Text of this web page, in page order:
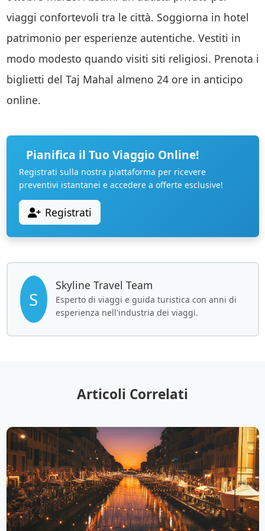
viaggi confortevoli tra le città. Soggiorna in hotel
patrimonio per esperienze autentiche. Vestiti in
modo modesto quando visiti siti religiosi. Prenota i
biglietti del Taj Mahal almeno 24 ore in anticipo
online.
Pianifica il Tuo Viaggio Online!
Registrati sulla nostra piattaforma per ricevere
preventivi istantanei e accedere a offerte esclusive!
Registrati
S
Skyline Travel Team
Esperto di viaggi e guida turistica con anni di
esperienza nell'industria dei viaggi.
Articoli Correlati